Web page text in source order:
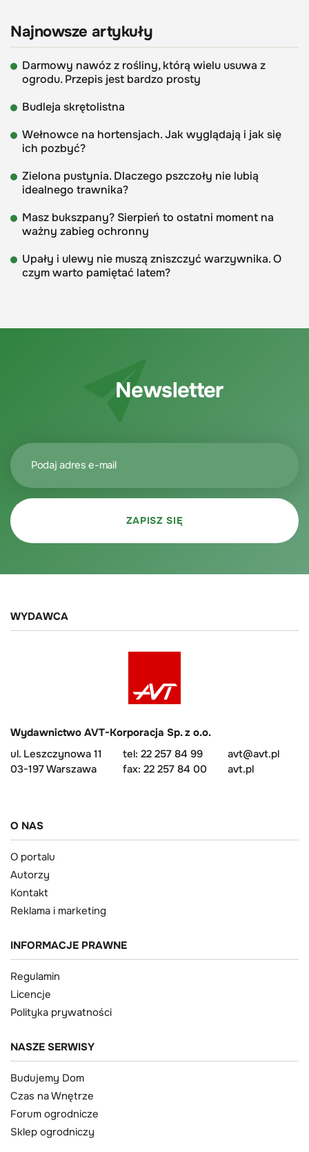
Najnowsze artykuły
Darmowy nawóz z rośliny, którą wielu usuwa z
ogrodu. Przepis jest bardzo prosty
Budleja skrętolistna
Wełnowce na hortensjach. Jak wyglądają i jak się
ich pozbyć?
Zielona pustynia. Dlaczego pszczoły nie lubią
idealnego trawnika?
Masz bukszpany? Sierpień to ostatni moment na
ważny zabieg ochronny
Upały i ulewy nie muszą zniszczyć warzywnika. O
czym warto pamiętać latem?
Newsletter
WYDAWCA
Wydawnictwo AVT-Korporacja Sp. z o.o.
ul. Leszczynowa 11
03-197 Warszawa
tel: 22 257 84 99
fax: 22 257 84 00
avt@avt.pl
avt.pl
O NAS
O portalu
Autorzy
Kontakt
Reklama i marketing
INFORMACJE PRAWNE
Regulamin
Licencje
Polityka prywatności
NASZE SERWISY
Budujemy Dom
Czas na Wnętrze
Forum ogrodnicze
Sklep ogrodniczy